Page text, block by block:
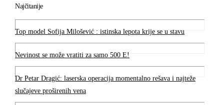
Najčitanije
Top model Sofija Milošević : istinska lepota krije se u stavu
Nevinost se može vratiti za samo 500 E!
Dr Petar Dragić: laserska operacija momentalno rešava i najteže
slučajeve proširenih vena